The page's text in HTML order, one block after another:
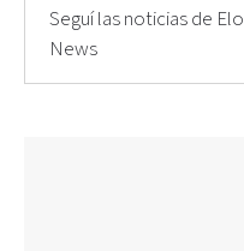
Seguí las noticias de
News